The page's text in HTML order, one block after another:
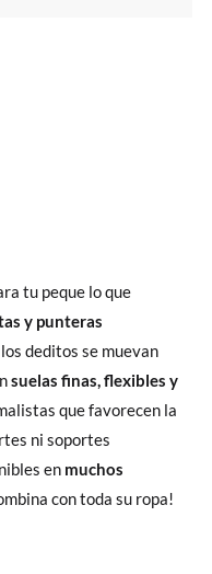
tu peque lo que
y punteras
deditos se muevan
suelas finas, flexibles y
que favorecen la
ni soportes
en muchos
con toda su ropa!